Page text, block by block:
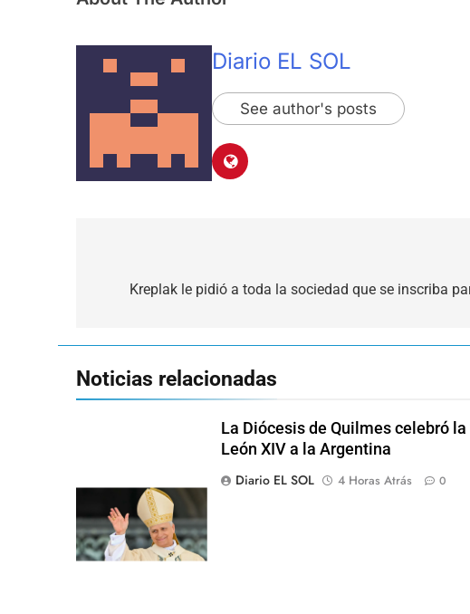
Diario EL SOL
See author's posts
Kreplak le pidió a toda la sociedad que se inscriba
Noticias relacionadas
La Diócesis de Quilmes celebró
León XIV a la Argentina
Diario EL SOL
4 Horas Atrás 0